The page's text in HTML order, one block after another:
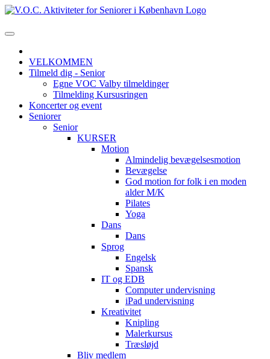
VELKOMMEN
Tilmeld dig - Senior
Egne VOC Valby tilmeldinger
Tilmelding Kursusringen
Koncerter og event
Seniorer
Senior
KURSER
Motion
Almindelig bevægelsesmotion
Bevægelse
God motion for folk i en moden
alder M/K
Pilates
Yoga
Dans
Dans
Sprog
Engelsk
Spansk
IT og EDB
Computer undervisning
iPad undervisning
Kreativitet
Knipling
Malerkursus
Træsløjd
Bliv medlem